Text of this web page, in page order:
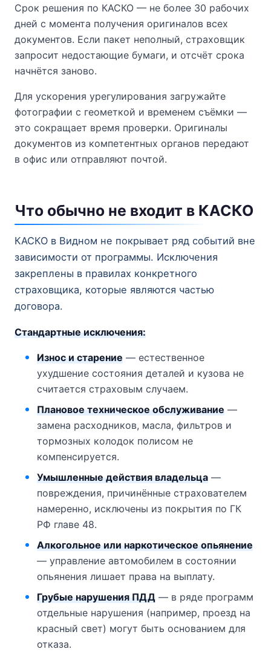
Срок решения по КАСКО — не более 30 рабочих
дней с момента получения оригиналов всех
документов. Если пакет неполный, страховщик
запросит недостающие бумаги, и отсчёт срока
начнётся заново.
Для ускорения урегулирования загружайте
фотографии с геометкой и временем съёмки —
это сокращает время проверки. Оригиналы
документов из компетентных органов передают
в офис или отправляют почтой.
Что обычно не входит в КАСКО
КАСКО в Видном не покрывает ряд событий вне
зависимости от программы. Исключения
закреплены в правилах конкретного
страховщика, которые являются частью
договора.
Стандартные исключения:
Износ и старение— естественное
ухудшение состояния деталей и кузова не
считается страховым случаем.
Плановое техническое обслуживание—
замена расходников, масла, фильтров и
тормозных колодок полисом не
компенсируется.
Умышленные действия владельца—
повреждения, причинённые страхователем
намеренно, исключены из покрытия по ГК
РФ главе 48.
Алкогольное или наркотическое опьянение
— управление автомобилем в состоянии
опьянения лишает права на выплату.
Грубые нарушения ПДД— в ряде программ
отдельные нарушения (например, проезд на
красный свет) могут быть основанием для
отказа.